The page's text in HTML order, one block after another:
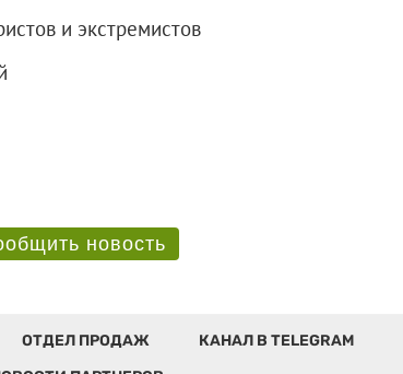
и экстремистов
новость
ОТДЕЛ ПРОДАЖ КАНАЛ В TELEGRAM